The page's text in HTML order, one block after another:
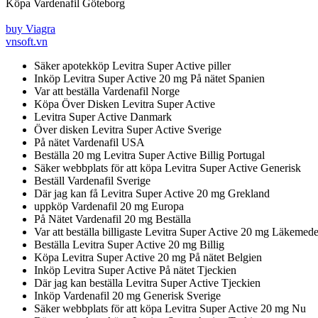
Köpa Vardenafil Göteborg
buy Viagra
vnsoft.vn
Säker apotekköp Levitra Super Active piller
Inköp Levitra Super Active 20 mg På nätet Spanien
Var att beställa Vardenafil Norge
Köpa Över Disken Levitra Super Active
Levitra Super Active Danmark
Över disken Levitra Super Active Sverige
På nätet Vardenafil USA
Beställa 20 mg Levitra Super Active Billig Portugal
Säker webbplats för att köpa Levitra Super Active Generisk
Beställ Vardenafil Sverige
Där jag kan få Levitra Super Active 20 mg Grekland
uppköp Vardenafil 20 mg Europa
På Nätet Vardenafil 20 mg Beställa
Var att beställa billigaste Levitra Super Active 20 mg
Beställa Levitra Super Active 20 mg Billig
Köpa Levitra Super Active 20 mg På nätet Belgien
Inköp Levitra Super Active På nätet Tjeckien
Där jag kan beställa Levitra Super Active Tjeckien
Inköp Vardenafil 20 mg Generisk Sverige
Säker webbplats för att köpa Levitra Super Active 20 mg Nu